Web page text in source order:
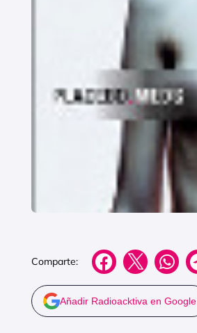
Comparte:
Añadir Radioacktiva en Google